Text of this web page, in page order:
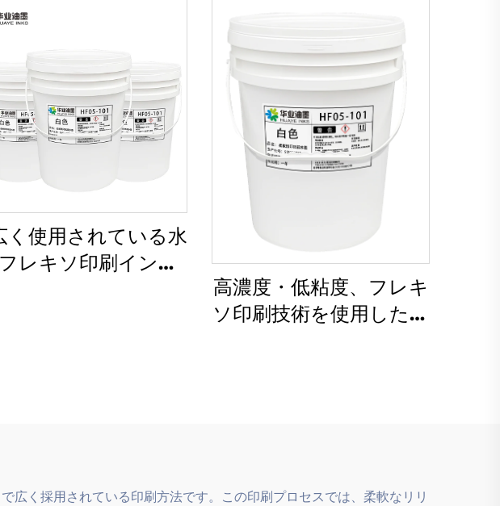
く使用されている水
レキソ印刷インク
高濃度・低粘度、フレキ
ソ印刷技術を使用した水
広く採用されている印刷方法です。この印刷プロセスでは、柔軟なリリ